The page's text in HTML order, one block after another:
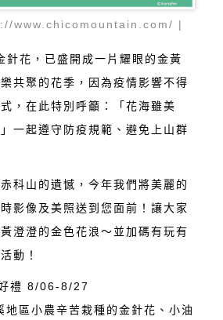
www.chicomountain.com/ |
針花，已盛開成一片耀眼的金黃
共聚的花季，因為疫情影響不得
，在此特別呼籲：「花海雖美
一起遵守防疫規範、避免上山群
科山的遺憾，今年我們將美麗的
影像及美照送到您面前！讓大家
澄澄的金色花浪～並加碼有玩有
動！
禮 8/06-8/27
地區小農辛苦栽種的金針花、小油